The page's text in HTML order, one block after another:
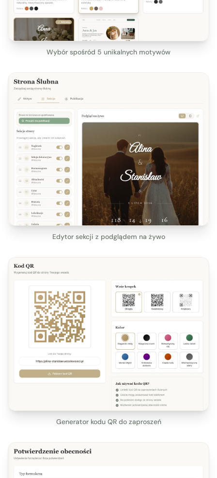
Wybór spośród 5 unikalnych motywów
Edytor sekcji z podglądem na żywo
Generator kodu QR do zaproszeń